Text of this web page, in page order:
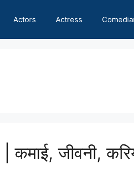
Actors Actress
कमाई, जीवनी,